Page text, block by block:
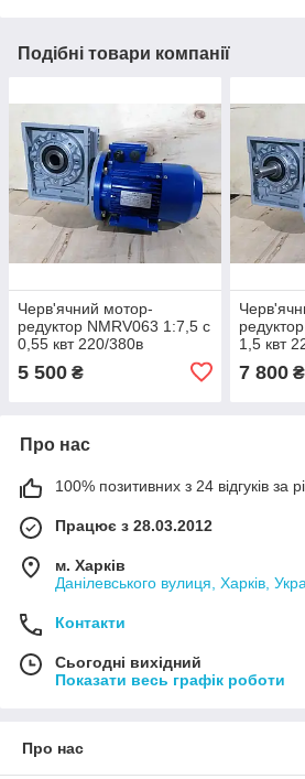
Подібні товари компанії
Черв'ячний мотор-
редуктор NMRV063 1:7,5 с
0,55 квт 220/380в
5 500 ₴
1,5 квт
7 800₴
Про нас
100% позитивних з 24 відгуків за
Працює з 28.03.2012
м. Харків
Данілевського вулиця, Харків,
Контакти
Сьогодні вихідний
Показати весь графік роботи
Про нас